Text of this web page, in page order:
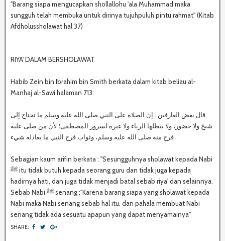
"Barang siapa mengucapkan shollallohu 'ala Muhammad maka
sungguh telah membuka untuk dirinya tujuhpuluh pintu rahmat" (Kitab
Afdholussholawat hal 37)
RIYA' DALAM BERSHOLAWAT
Habib Zein bin Ibrahim bin Smith berkata dalam kitab beliau al-
Manhaj al-Sawi halaman 713:
قال بعض العارفين : إن الصلاة على النبي صلى الله عليه وسلم ما تحتاج إلى
شيخ ولا حضور، ولا يبطلها الرياء ولا غيره لسرور المصطفى؛ لأن من صلى عليه
فرح منه صلى الله عليه وسلم، وثواب فرح النبي ما يعادله شيء
Sebagian kaum arifin berkata : "Sesungguhnya sholawat kepada Nabi
ﷺ itu tidak butuh kepada seorang guru dan tidak juga kepada
hadirnya hati, dan juga tidak menjadi batal sebab riya' dan selainnya.
Sebab Nabi ﷺ senang ;"Karena barang siapa yang sholawat kepada
Nabi maka Nabi senang sebab hal itu, dan pahala membuat Nabi
senang tidak ada sesuatu apapun yang dapat menyamainya"
SHARE: